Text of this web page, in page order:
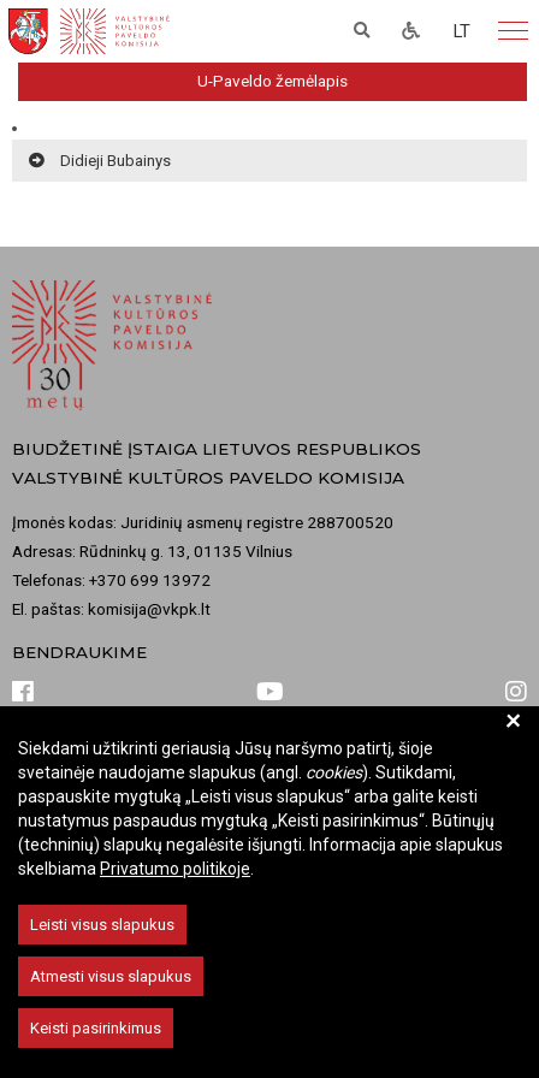
LT
U-Paveldo žemėlapis
Didieji Bubainys
BIUDŽETINĖ ĮSTAIGA LIETUVOS RESPUBLIKOS
VALSTYBINĖ KULTŪROS PAVELDO KOMISIJA
Įmonės kodas: Juridinių asmenų registre 288700520
Adresas: Rūdninkų g. 13, 01135 Vilnius
Telefonas: +370 699 13972
El. paštas: komisija@vkpk.lt
BENDRAUKIME
© 2026 Valstybinė kultūros paveldo komisija. Visos teisės saugomos.
Keisti slapukų nustatymus
+
Siekdami užtikrinti geriausią Jūsų naršymo patirtį, šioje
svetainėje naudojame slapukus (angl. cookies). Sutikdami,
paspauskite mygtuką „Leisti visus slapukus“ arba galite keisti
nustatymus paspaudus mygtuką „Keisti pasirinkimus“. Būtinųjų
(techninių) slapukų negalėsite išjungti. Informacija apie slapukus
skelbiama Privatumo politikoje
Leisti visus slapukus
Atmesti visus slapukus
Keisti pasirinkimus